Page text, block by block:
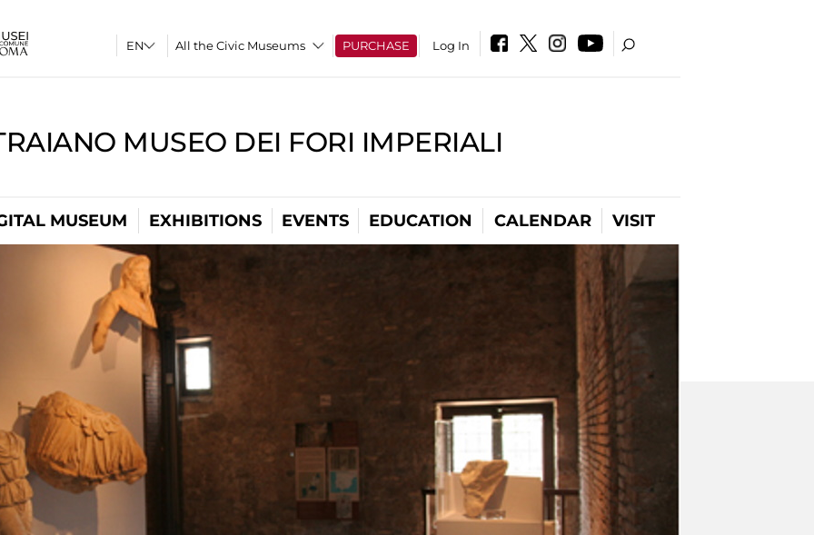
All the Civic Museums PURCHASE Log In
MUSEO DEI FORI IMPERIALI
MUSEUM EXHIBITIONS EVENTS EDUCATION CALENDAR VISIT